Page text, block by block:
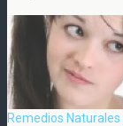
Remedios Naturales